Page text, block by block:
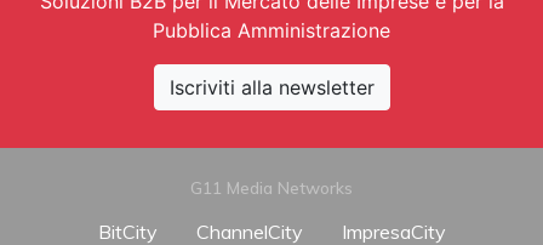
Pubblica Amministrazione
Iscriviti alla newsletter
G11 Media Networks
BitCity ChannelCity
ImpresaCity